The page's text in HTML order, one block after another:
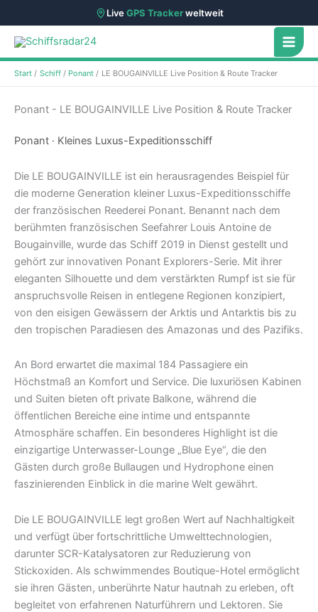
LiveGPS Trackerweltweit
Zum
Inhalt
springen
Start Schiff Ponant LE BOUGAINVILLE Live Position & Route Tracker
Ponant - LE BOUGAINVILLE Live Position & Route Tracker
Ponant · Kleines Luxus-Expeditionsschiff
Die LE BOUGAINVILLE ist ein herausragendes Beispiel für
die moderne Generation kleiner Luxus-Expeditionsschiffe
der französischen Reederei Ponant. Benannt nach dem
berühmten französischen Seefahrer Louis Antoine de
Bougainville, wurde das Schiff 2019 in Dienst gestellt und
gehört zur innovativen Ponant Explorers-Serie. Mit ihrer
eleganten Silhouette und dem verstärkten Rumpf ist sie für
anspruchsvolle Reisen in entlegene Regionen konzipiert,
von den eisigen Gewässern der Arktis und Antarktis bis zu
den tropischen Paradiesen des Amazonas und des Pazifiks.
An Bord erwartet die maximal 184 Passagiere ein
Höchstmaß an Komfort und Service. Die luxuriösen Kabinen
und Suiten bieten oft private Balkone, während die
öffentlichen Bereiche eine intime und entspannte
Atmosphäre schaffen. Ein besonderes Highlight ist die
einzigartige Unterwasser-Lounge „Blue Eye“, die den
Gästen durch große Bullaugen und Hydrophone einen
faszinierenden Einblick in die marine Welt gewährt.
Die LE BOUGAINVILLE legt großen Wert auf Nachhaltigkeit
und verfügt über fortschrittliche Umwelttechnologien,
darunter SCR-Katalysatoren zur Reduzierung von
Stickoxiden. Als schwimmendes Boutique-Hotel ermöglicht
sie ihren Gästen, unberührte Natur hautnah zu erleben, oft
begleitet von erfahrenen Naturführern und Lektoren. Sie